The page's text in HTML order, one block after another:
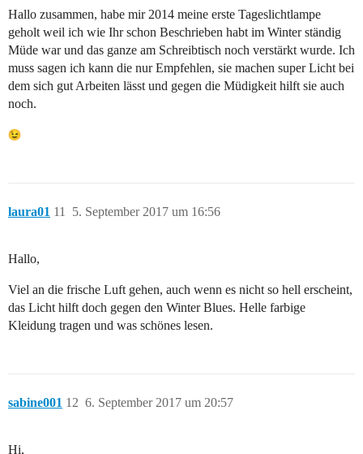
Hallo zusammen, habe mir 2014 meine erste Tageslichtlampe
geholt weil ich wie Ihr schon Beschrieben habt im Winter ständig
Müde war und das ganze am Schreibtisch noch verstärkt wurde. Ich
muss sagen ich kann die nur Empfehlen, sie machen super Licht bei
dem sich gut Arbeiten lässt und gegen die Müdigkeit hilft sie auch
noch.
laura01 5. September 2017 um 16:56
11
Hallo,
Viel an die frische Luft gehen, auch wenn es nicht so hell erscheint,
das Licht hilft doch gegen den Winter Blues. Helle farbige
Kleidung tragen und was schönes lesen.
sabine001 6. September 2017 um 20:57
12
Hi,